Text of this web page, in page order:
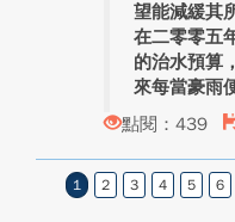
望能減緩其
在二零零五
的治水預算
來每當豪雨
點閱：439
1 2 3 4 5 6